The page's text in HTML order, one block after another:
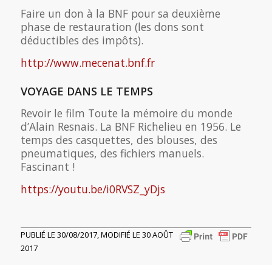
Faire un don à la BNF pour sa deuxième
phase de restauration (les dons sont
déductibles des impôts).
http://www.mecenat.bnf.fr
VOYAGE DANS LE TEMPS
Revoir le film Toute la mémoire du monde
d’Alain Resnais. La BNF Richelieu en 1956. Le
temps des casquettes, des blouses, des
pneumatiques, des fichiers manuels.
Fascinant !
https://youtu.be/i0RVSZ_yDjs
PUBLIÉ LE 30/08/2017, MODIFIÉ LE 30 AOÛT
2017